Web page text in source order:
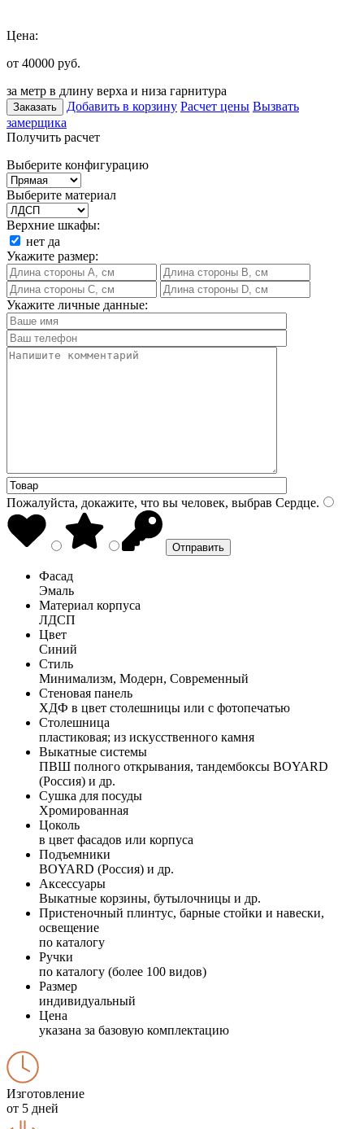
Цена:
от 40000 руб.
за метр в длину верха и низа гарнитура
Заказать Добавить в корзину Расчет цены Вызвать
замерщика
Получить расчет
Выберите конфигурацию
Выберите материал
Верхние шкафы:
нет да
Укажите размер:
Укажите личные данные:
Пожалуйста, докажите, что вы человек, выбрав Сердце.
Фасад
Эмаль
Материал корпуса
ЛДСП
Цвет
Синий
Стиль
Минимализм, Модерн, Современный
Стеновая панель
ХДФ в цвет столешницы или с фотопечатью
Столешница
пластиковая; из искусственного камня
Выкатные системы
ПВШ полного открывания, тандембоксы BOYARD
(Россия) и др.
Сушка для посуды
Хромированная
Цоколь
в цвет фасадов или корпуса
Подъемники
BOYARD (Россия) и др.
Аксессуары
Выкатные корзины, бутылочницы и др.
Пристеночный плинтус, барные стойки и навески,
освещение
по каталогу
Ручки
по каталогу (более 100 видов)
Размер
индивидуальный
Цена
указана за базовую комплектацию
Изготовление
от 5 дней